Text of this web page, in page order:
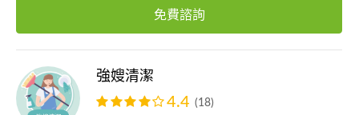
免費諮詢
強嫂清潔
4.4 (18)